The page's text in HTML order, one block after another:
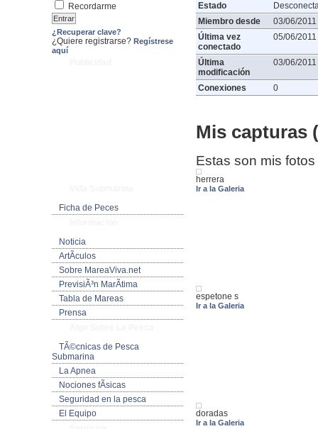
Recordarme
¿Recuperar clave?
¿Quiere registrarse? Regístrese
aquí
Ficha de Peces
Noticia
ArtÃ­culos
Sobre MareaViva.net
PrevisiÃ³n MarÃ­tima
Tabla de Mareas
Prensa
TÃ©cnicas de Pesca
Submarina
La Apnea
Nociones fÃ­sicas
Seguridad en la pesca
El Equipo
Estado
Miembro desde
03/06/
Última vez
conectado
05/06/
Última
modificación
03/06/
Conexiones 0
Mis capturas
Estas son mis
herrera
Ir a la Galeria
espetone s
Ir a la Galeria
doradas
Ir a la Galeria